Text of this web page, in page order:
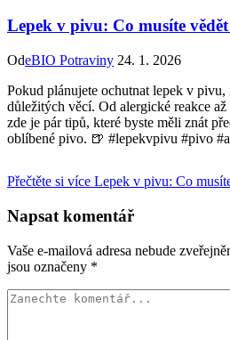
Lepek v pivu: Co musíte
OdeBIO Potraviny 24. 1. 2026
Pokud plánujete ochutnat lepek v pivu,
důležitých věcí. Od alergické reakce
zde je pár tipů, které byste měli znát
oblíbené pivo. 🍺 #lepekvpivu #pivo
Přečtěte si více Lepek v pivu: Co
Napsat komentář
Vaše e-mailová adresa nebude
jsou označeny *